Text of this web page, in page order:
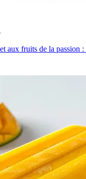
aux fruits de la passion